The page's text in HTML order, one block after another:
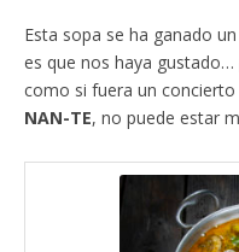
Esta sopa se ha ganado
es que nos haya gustado…
como si fuera un concierto
NAN-TE, no puede estar